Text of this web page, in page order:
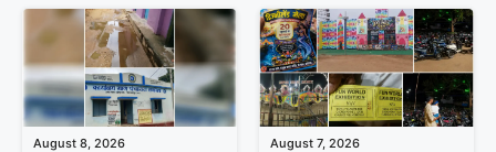
August 8, 2026 August 7, 2026